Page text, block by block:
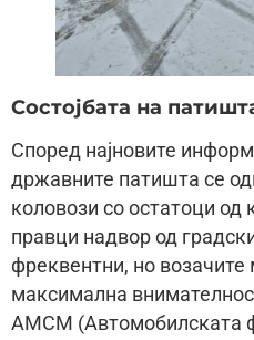
Состојбата на
Според најновите
државните патишта се
коловози со остатоци од
правци надвор од
фреквентни, но
максимална
АМСМ (Автомобилската